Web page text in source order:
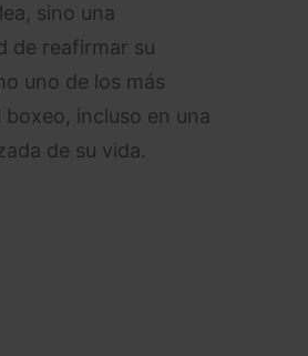
sino una
de reafirmar su
uno de los más
boxeo, incluso en una
de su vida.